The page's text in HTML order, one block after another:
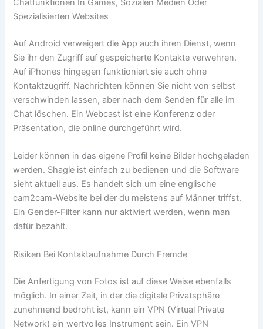
Chatfunktionen In Games, Sozialen Medien Oder
Spezialisierten Websites
Auf Android verweigert die App auch ihren Dienst, wenn
Sie ihr den Zugriff auf gespeicherte Kontakte verwehren.
Auf iPhones hingegen funktioniert sie auch ohne
Kontaktzugriff. Nachrichten können Sie nicht von selbst
verschwinden lassen, aber nach dem Senden für alle im
Chat löschen. Ein Webcast ist eine Konferenz oder
Präsentation, die online durchgeführt wird.
Leider können in das eigene Profil keine Bilder hochgeladen
werden. Shagle ist einfach zu bedienen und die Software
sieht aktuell aus. Es handelt sich um eine englische
cam2cam-Website bei der du meistens auf Männer triffst.
Ein Gender-Filter kann nur aktiviert werden, wenn man
dafür bezahlt.
Risiken Bei Kontaktaufnahme Durch Fremde
Die Anfertigung von Fotos ist auf diese Weise ebenfalls
möglich. In einer Zeit, in der die digitale Privatsphäre
zunehmend bedroht ist, kann ein VPN (Virtual Private
Network) ein wertvolles Instrument sein. Ein VPN